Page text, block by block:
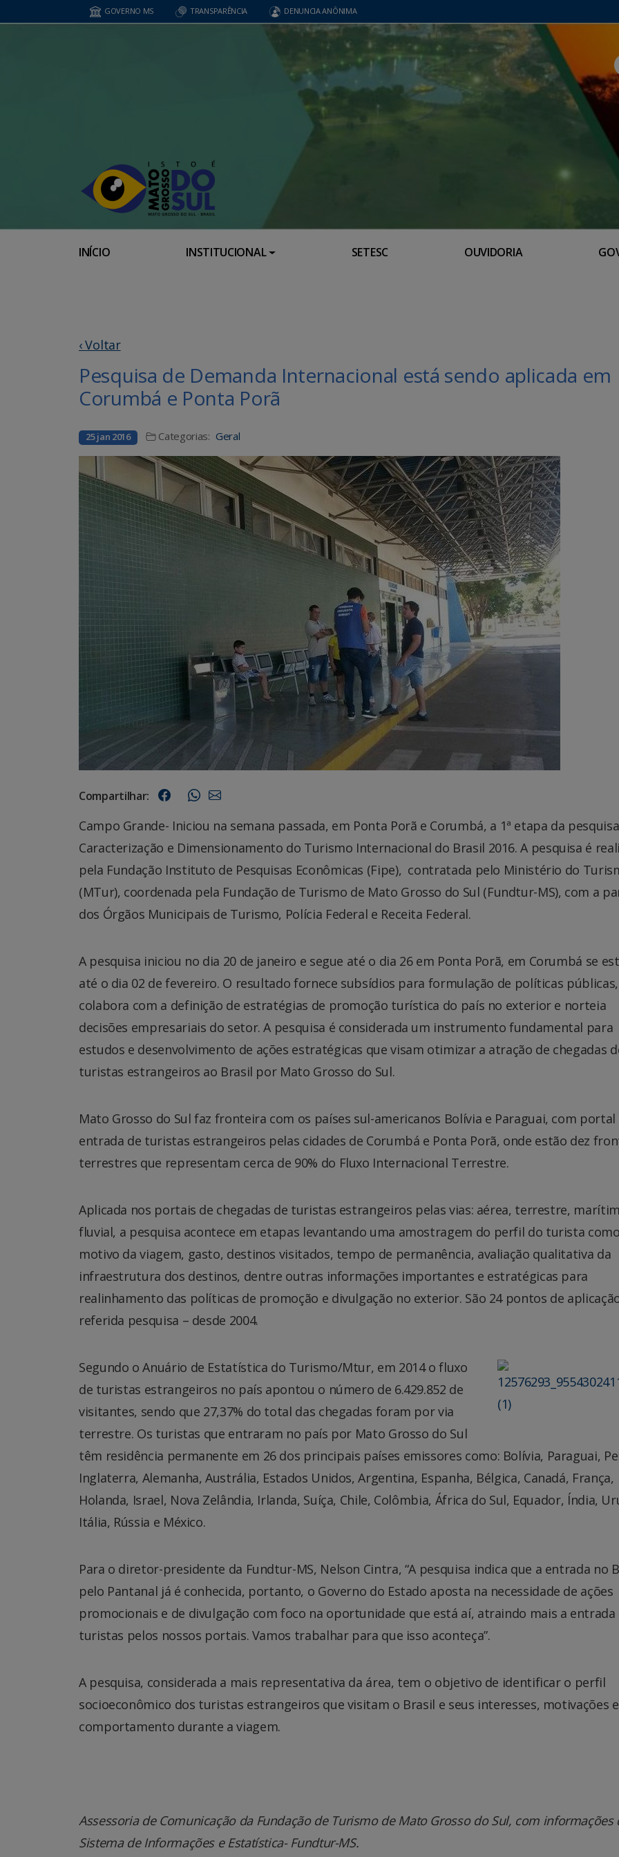
GOVERNO MS TRANSPARÊNCIA DENUNCIA ANÔNIMA
INÍCIO INSTITUCIONAL SETESC OUVIDORIA
‹ Voltar
Pesquisa de Demanda Internacional está sendo aplicada em
Corumbá e Ponta Porã
25 jan 2016 Categorias: Geral
Compartilhar:
Campo Grande- Iniciou na semana passada, em Ponta Porã e Corumbá, a 1ª etapa da pesquisa
Caracterização e Dimensionamento do Turismo Internacional do Brasil 2016. A pesquisa é
pela Fundação Instituto de Pesquisas Econômicas (Fipe), contratada pelo Ministério do
(MTur), coordenada pela Fundação de Turismo de Mato Grosso do Sul (Fundtur-MS), com a
dos Órgãos Municipais de Turismo, Polícia Federal e Receita Federal.
A pesquisa iniciou no dia 20 de janeiro e segue até o dia 26 em Ponta Porã, em Corumbá se
até o dia 02 de fevereiro. O resultado fornece subsídios para formulação de políticas públicas,
colabora com a definição de estratégias de promoção turística do país no exterior e norteia
decisões empresariais do setor. A pesquisa é considerada um instrumento fundamental para
estudos e desenvolvimento de ações estratégicas que visam otimizar a atração de chegadas
turistas estrangeiros ao Brasil por Mato Grosso do Sul.
Mato Grosso do Sul faz fronteira com os países sul-americanos Bolívia e Paraguai, com portal
entrada de turistas estrangeiros pelas cidades de Corumbá e Ponta Porã, onde estão dez
terrestres que representam cerca de 90% do Fluxo Internacional Terrestre.
Aplicada nos portais de chegadas de turistas estrangeiros pelas vias: aérea, terrestre,
fluvial, a pesquisa acontece em etapas levantando uma amostragem do perfil do turista
motivo da viagem, gasto, destinos visitados, tempo de permanência, avaliação qualitativa da
infraestrutura dos destinos, dentre outras informações importantes e estratégicas para
realinhamento das políticas de promoção e divulgação no exterior. São 24 pontos de
referida pesquisa – desde 2004.
Segundo o Anuário de Estatística do Turismo/Mtur, em 2014 o fluxo
de turistas estrangeiros no país apontou o número de 6.429.852 de
visitantes, sendo que 27,37% do total das chegadas foram por via
terrestre. Os turistas que entraram no país por Mato Grosso do Sul
têm residência permanente em 26 dos principais países emissores como: Bolívia, Paraguai,
Inglaterra, Alemanha, Austrália, Estados Unidos, Argentina, Espanha, Bélgica, Canadá, França,
Holanda, Israel, Nova Zelândia, Irlanda, Suíça, Chile, Colômbia, África do Sul, Equador, Índia,
Itália, Rússia e México.
Para o diretor-presidente da Fundtur-MS, Nelson Cintra, “A pesquisa indica que a entrada no
pelo Pantanal já é conhecida, portanto, o Governo do Estado aposta na necessidade de ações
promocionais e de divulgação com foco na oportunidade que está aí, atraindo mais a entrada
turistas pelos nossos portais. Vamos trabalhar para que isso aconteça”.
A pesquisa, considerada a mais representativa da área, tem o objetivo de identificar o perfil
socioeconômico dos turistas estrangeiros que visitam o Brasil e seus interesses, motivações e
comportamento durante a viagem.
Assessoria de Comunicação da Fundação de Turismo de Mato Grosso do Sul, com informações
Sistema de Informações e Estatística- Fundtur-MS.